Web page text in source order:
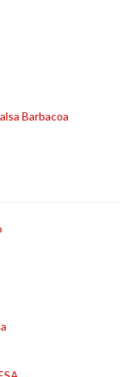
Barbacoa